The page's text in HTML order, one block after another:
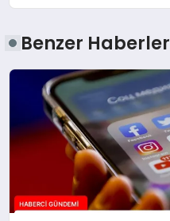
Benzer Haberler